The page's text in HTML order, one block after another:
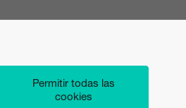
Permitir todas las
cookies